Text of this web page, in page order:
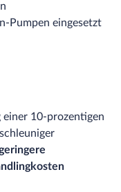
Pumpen eingesetzt
einer 10-prozentigen